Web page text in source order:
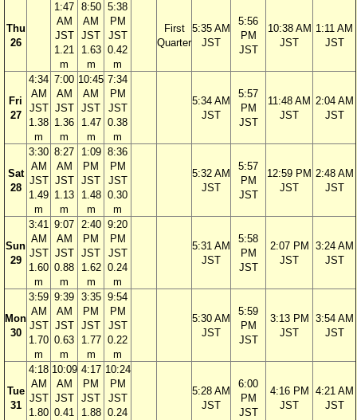
Thu
26
1:47
AM
JST
1.21
m
8:50
AM
JST
1.63
m
5:38
PM
JST
0.42
m
First
Quarter
5:35 AM
JST
5:56
PM
JST
10:38 AM
JST
1:11 AM
JST
Fri
27
4:34
AM
JST
1.38
m
7:00
AM
JST
1.36
m
10:45
AM
JST
1.47
m
7:34
PM
JST
0.38
m
5:34 AM
JST
5:57
PM
JST
11:48 AM
JST
2:04 AM
JST
Sat
28
3:30
AM
JST
1.49
m
8:27
AM
JST
1.13
m
1:09
PM
JST
1.48
m
8:36
PM
JST
0.30
m
5:32 AM
JST
5:57
PM
JST
12:59 PM
JST
2:48 AM
JST
Sun
29
3:41
AM
JST
1.60
m
9:07
AM
JST
0.88
m
2:40
PM
JST
1.62
m
9:20
PM
JST
0.24
m
5:31 AM
JST
5:58
PM
JST
2:07 PM
JST
3:24 AM
JST
Mon
30
3:59
AM
JST
1.70
m
9:39
AM
JST
0.63
m
3:35
PM
JST
1.77
m
9:54
PM
JST
0.22
m
5:30 AM
JST
5:59
PM
JST
3:13 PM
JST
3:54 AM
JST
Tue
31
4:18
AM
JST
1.80
10:09
AM
JST
0.41
4:17
PM
JST
1.88
10:24
PM
JST
0.24
5:28 AM
JST
6:00
PM
JST
4:16 PM
JST
4:21 AM
JST